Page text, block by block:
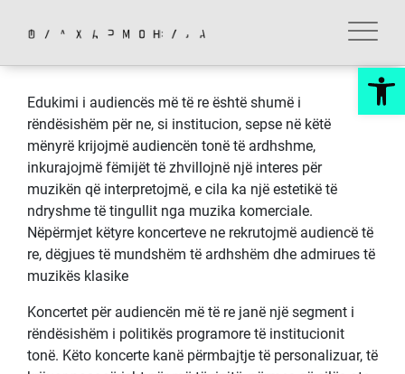
Edukimi i audiencës më të re është shumë i
rëndësishëm për ne, si institucion, sepse në këtë
mënyrë krijojmë audiencën tonë të ardhshme,
inkurajojmë fëmijët të zhvillojnë një interes për
muzikën që interpretojmë, e cila ka një estetikë të
ndryshme të tingullit nga muzika komerciale.
Nëpërmjet këtyre koncerteve ne rekrutojmë audiencë të
re, dëgjues të mundshëm të ardhshëm dhe admirues të
muzikës klasike
Koncertet për audiencën më të re janë një segment i
rëndësishëm i politikës programore të institucionit
tonë. Këto koncerte kanë përmbajtje të personalizuar, të